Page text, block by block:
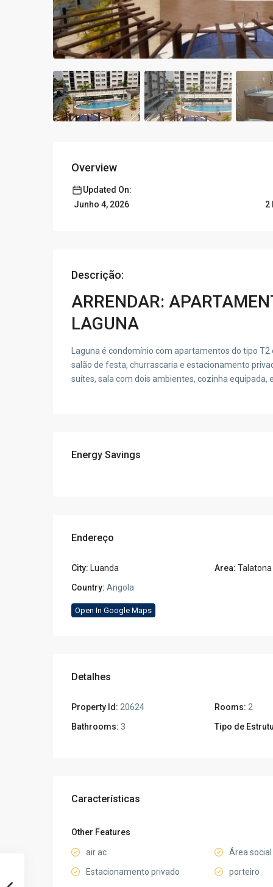
Overview
Updated On:
Junho 4, 2026
2
Descrição:
ARRENDAR:
LAGUNA
Laguna é condomínio com apartamentos do tipo
salão de festa, churrascaria e estacionamento
suítes, sala com dois ambientes, cozinha equipada,
Energy Savings
Endereço
City: Luanda Area: Talatona
Country: Angola
Open In Google Maps
Detalhes
Property Id: 20624 Rooms: 2
Bathrooms: 3 Tipo de
Características
Other Features
air ac
Área
Estacionamento privado
porteiro